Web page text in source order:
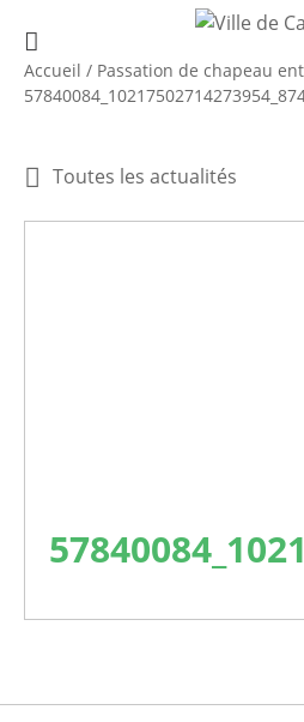
Accueil / Passation de chapeau
Toutes les actualités